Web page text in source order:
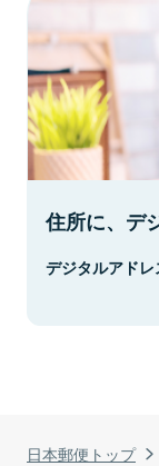
日本郵便トップ
住所に、デ
デジタルアドレ